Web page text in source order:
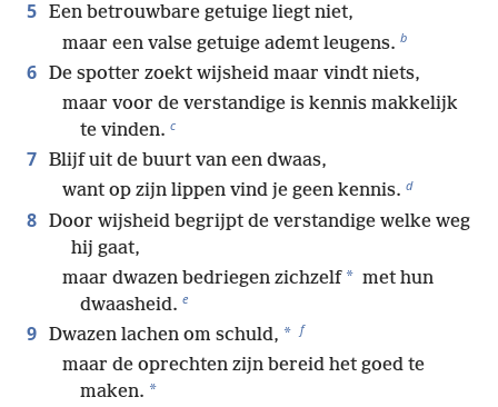
5 Een betrouwbare getuige liegt niet,
maar een valse getuige ademt leugens. b
6 De spotter zoekt wijsheid maar vindt niets,
maar voor de verstandige is kennis makkelijk
te vinden. c
7 Blijf uit de buurt van een dwaas,
want op zijn lippen vind je geen kennis. d
8 Door wijsheid begrijpt de verstandige welke weg
hij gaat,
maar dwazen bedriegen zichzelf * met hun
dwaasheid. e
9 Dwazen lachen om schuld, * f
maar de oprechten zijn bereid het goed te
maken. *